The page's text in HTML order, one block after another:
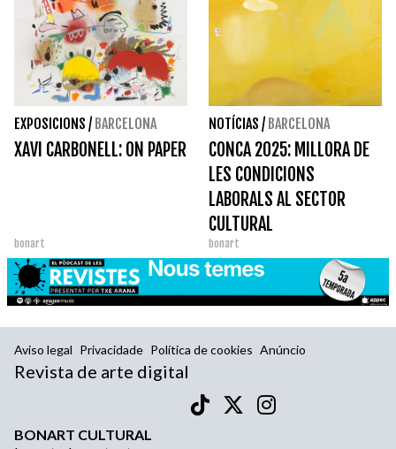
EXPOSICIONS / BARCELONA
XAVI CARBONELL: ON PAPER
bonart
NOTÍCIAS / BARCELONA
CONCA 2025: MILLORA DE
LES CONDICIONS
LABORALS AL SECTOR
CULTURAL
bonart
Aviso legal Privacidade Política de cookies Anúncio
Revista de arte digital
BONART CULTURAL